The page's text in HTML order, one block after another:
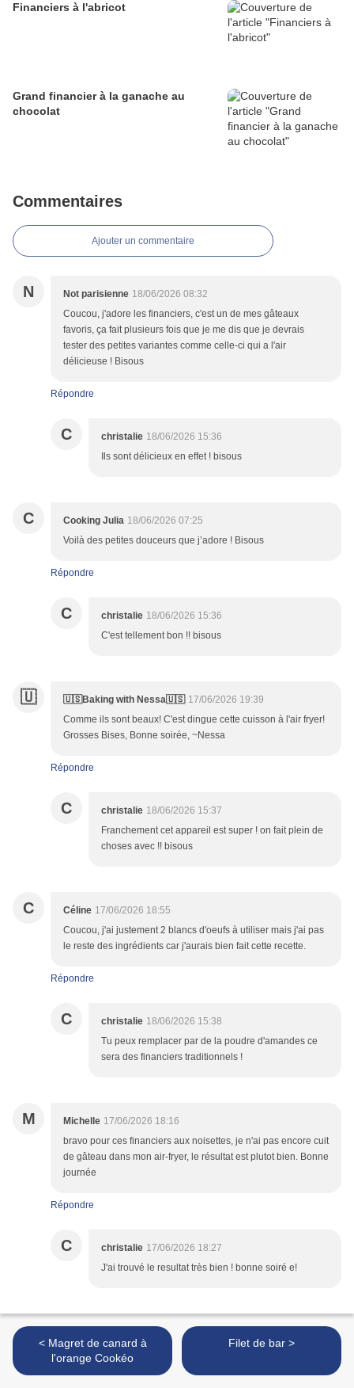
Financiers à l'abricot
Grand financier à la ganache au
chocolat
Commentaires
Ajouter un commentaire
N Not parisienne 18/06/2026 08:32
Coucou, j'adore les financiers, c'est un de mes gâteaux
favoris, ça fait plusieurs fois que je me dis que je devrais
tester des petites variantes comme celle-ci qui a l'air
délicieuse ! Bisous
Répondre
C christalie 18/06/2026 15:36
Ils sont délicieux en effet ! bisous
C Cooking Julia 18/06/2026 07:25
Voilà des petites douceurs que j’adore ! Bisous
Répondre
C christalie 18/06/2026 15:36
C'est tellement bon !! bisous
🇺 🇺🇸Baking with Nessa🇺🇸 17/06/2026 19:39
Comme ils sont beaux! C'est dingue cette cuisson à l'air fryer!
Grosses Bises, Bonne soirée, ~Nessa
Répondre
C christalie 18/06/2026 15:37
Franchement cet appareil est super ! on fait plein de
choses avec !! bisous
C Céline 17/06/2026 18:55
Coucou, j'ai justement 2 blancs d'oeufs à utiliser mais j'ai pas
le reste des ingrédients car j'aurais bien fait cette recette.
Répondre
C christalie 18/06/2026 15:38
Tu peux remplacer par de la poudre d'amandes ce
sera des financiers traditionnels !
M Michelle 17/06/2026 18:16
bravo pour ces financiers aux noisettes, je n'ai pas encore cuit
de gâteau dans mon air-fryer, le résultat est plutot bien. Bonne
journée
Répondre
C christalie 17/06/2026 18:27
J'ai trouvé le resultat très bien ! bonne soiré e!
< Magret de canard à
l'orange Cookéo
Filet de bar >